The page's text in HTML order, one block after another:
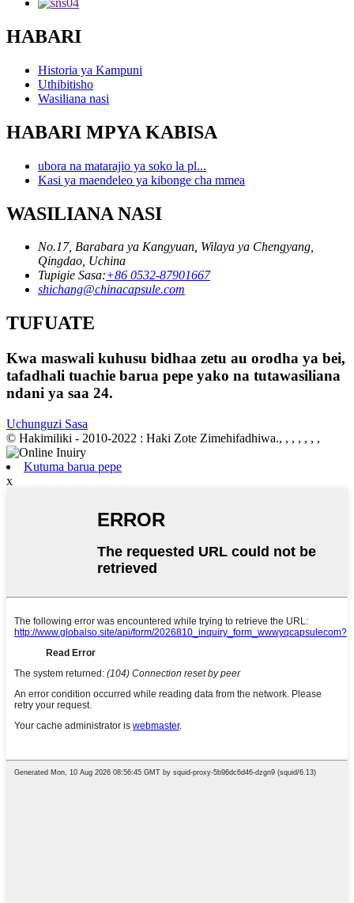
HABARI
Historia ya Kampuni
Uthibitisho
Wasiliana nasi
HABARI MPYA KABISA
ubora na matarajio ya soko la pl...
Kasi ya maendeleo ya kibonge cha mmea
WASILIANA NASI
No.17, Barabara ya Kangyuan, Wilaya ya Chengyang,
Qingdao, Uchina
Tupigie Sasa:+86 0532-87901667
shichang@chinacapsule.com
TUFUATE
Kwa maswali kuhusu bidhaa zetu au orodha ya bei,
tafadhali tuachie barua pepe yako na tutawasiliana
ndani ya saa 24.
Uchunguzi Sasa
© Hakimiliki - 2010-2022 : Haki Zote Zimehifadhiwa., , , , , , ,
Kutuma barua pepe
x